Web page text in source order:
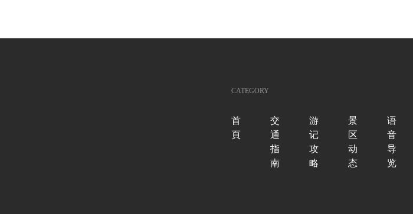
CATEGORY
首
頁
交
通
指
南
游
记
攻
略
景
区
动
态
语
音
导
览